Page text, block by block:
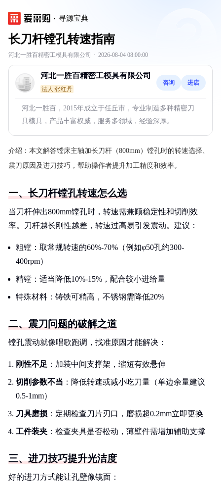
寻源宝典
长刀杆镗孔转速指南
河北一胜百精密工模具有限公司 · 2026-08-04 08:00:00
河北一胜百精密工模具有限公司
法人:张红丹
咨询 进店
河北一胜百，2015年成立于任丘市，专业制造多种精密刀
具模具，产品丰富权威，服务多领域，经验深厚。
介绍： 本文解答镗床主轴加长刀杆（800mm）镗孔时的转速选择、
震刀原因及进刀技巧，帮助操作者提升加工精度和效率。
一、长刀杆镗孔转速怎么选
当刀杆伸出800mm镗孔时，转速需兼顾稳定性和切削效
率。刀杆越长刚性越差，转速过高易引发震动。建议：
粗镗：取常规转速的60%-70%（例如φ50孔约300-
400rpm）
精镗：适当降低10%-15%，配合较小进给量
特殊材料：铸铁可稍高，不锈钢需降低20%
二、震刀问题的破解之道
镗孔震动就像唱歌跑调，找准原因才能解决：
刚性不足 ：加装中间支撑架，缩短有效悬伸
切削参数不当 ：降低转速或减小吃刀量（单边余量建议
0.5-1mm）
刀具磨损 ：定期检查刀片刃口，磨损超0.2mm立即更换
工件装夹 ：检查夹具是否松动，薄壁件需增加辅助支撑
三、进刀技巧提升光洁度
好的进刀方式能让孔壁像镜面：